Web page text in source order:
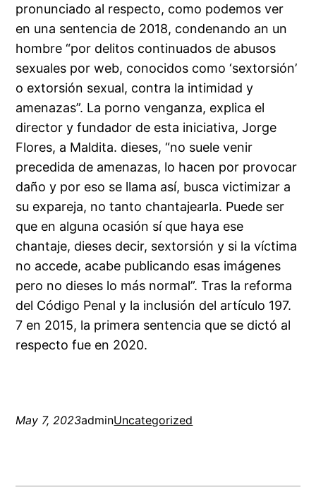
pronunciado al respecto, como podemos ver
en una sentencia de 2018, condenando an un
hombre “por delitos continuados de abusos
sexuales por web, conocidos como ‘sextorsión’
o extorsión sexual, contra la intimidad y
amenazas”. La porno venganza, explica el
director y fundador de esta iniciativa, Jorge
Flores, a Maldita. dieses, “no suele venir
precedida de amenazas, lo hacen por provocar
daño y por eso se llama así, busca victimizar a
su expareja, no tanto chantajearla. Puede ser
que en alguna ocasión sí que haya ese
chantaje, dieses decir, sextorsión y si la víctima
no accede, acabe publicando esas imágenes
pero no dieses lo más normal”. Tras la reforma
del Código Penal y la inclusión del artículo 197.
7 en 2015, la primera sentencia que se dictó al
respecto fue en 2020.
May 7, 2023adminUncategorized